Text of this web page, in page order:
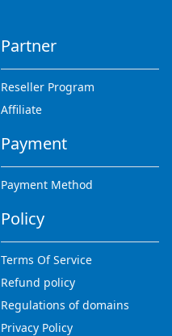
Partner
Reseller Program
Affiliate
Payment
Payment Method
Policy
Terms Of Service
Refund policy
Regulations of domains
Privacy Policy